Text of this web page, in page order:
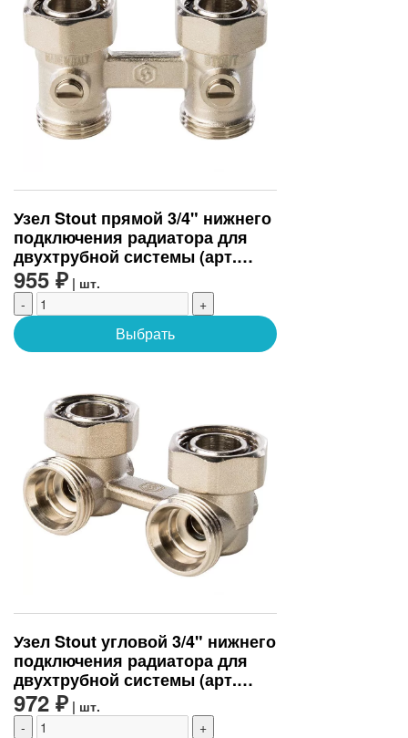
Узел Stout прямой 3/4" нижнего
подключения радиатора для
двухтрубной системы (арт.
SVH-0002-000020)
955 ₽ | шт.
-
+
Выбрать
Узел Stout угловой 3/4" нижнего
подключения радиатора для
двухтрубной системы (арт.
SVH-0004-000020)
972 ₽ | шт.
-
+